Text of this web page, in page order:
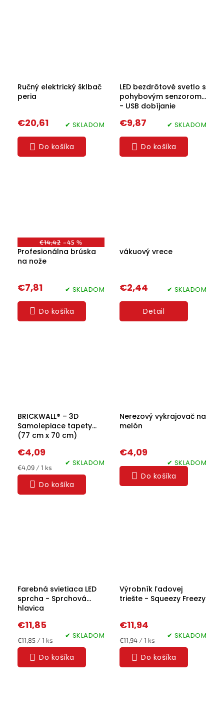
Ručný elektrický šklbač
peria
✔ SKLADOM
€20,61
Do košíka
LED bezdrôtové svetlo s
pohybovým senzorom
- USB dobíjanie
✔ SKLADOM
€9,87
Do košíka
€14,42 –45 %
Profesionálna brúska
na nože
✔ SKLADOM
€7,81
Do košíka
vákuový vrece
✔ SKLADOM
€2,44
Detail
BRICKWALL® – 3D
Samolepiace tapety
(77 cm x 70 cm)
✔ SKLADOM
€4,09
Jednotková
cena:
€4,09 / 1 ks
Do košíka
Nerezový vykrajovač na
melón
✔ SKLADOM
€4,09
Do košíka
Farebná svietiaca LED
sprcha - Sprchová
hlavica
✔ SKLADOM
€11,85
Jednotková
cena:
€11,85 / 1 ks
Do košíka
Výrobník ľadovej
triešte - Squeezy Freezy
✔ SKLADOM
€11,94
Jednotková
cena:
€11,94 / 1 ks
Do košíka